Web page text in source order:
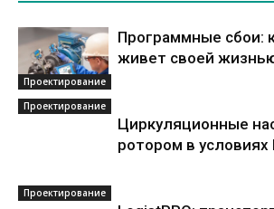
Проектирование
Программные сбои:
живет своей
Проектирование
Циркуляционные
ротором в
Проектирование